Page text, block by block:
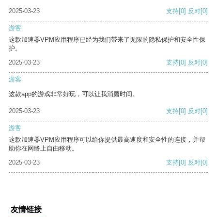
2025-03-23 支持[0] 反对[0]
游客
这款加速器VPM应用程序已经为我们带来了无限的隐私保护和安全性保
护。
2025-03-23
支持[0] 反对[0]
游客
这款app的游戏非常好玩，可以让我消磨时间。
2025-03-23 支持[0] 反对[0]
游客
这款加速器VPM应用程序可以给你提供最高速度和安全性的连接，并帮
助你在网络上自由移动。
2025-03-23
支持[0] 反对[0]
友情链接